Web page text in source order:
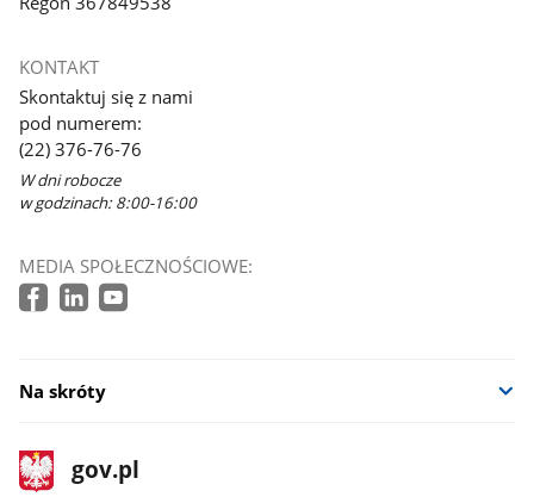
KONTAKT
Skontaktuj się z nami
pod numerem:
(22) 376-76-76
W dni robocze
w godzinach: 8:00-16:00
MEDIA SPOŁECZNOŚCIOWE:
Na skróty
stopka
gov.pl
Strona
gov.pl